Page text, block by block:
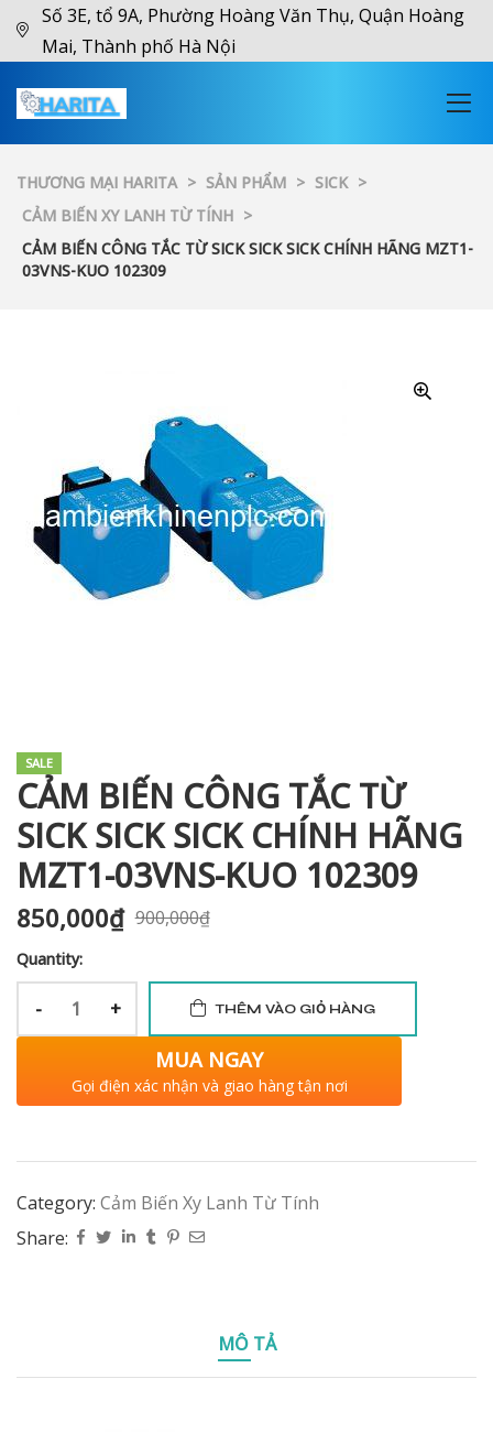
Số 3E, tổ 9A, Phường Hoàng Văn Thụ, Quận Hoàng
Mai, Thành phố Hà Nội
THƯƠNG MẠI HARITA > SẢN PHẨM > SICK >
CẢM BIẾN XY LANH TỪ TÍNH >
CẢM BIẾN CÔNG TẮC TỪ SICK SICK SICK CHÍNH HÃNG MZT1-
03VNS-KUO 102309
SALE
CẢM BIẾN CÔNG TẮC TỪ
SICK SICK SICK CHÍNH HÃNG
MZT1-03VNS-KUO 102309
900,000₫
850,000₫
Quantity:
- + THÊM VÀO GIỎ HÀNG
MUA NGAY
Gọi điện xác nhận và giao hàng tận nơi
Category: Cảm Biến Xy Lanh Từ Tính
Share:
MÔ TẢ